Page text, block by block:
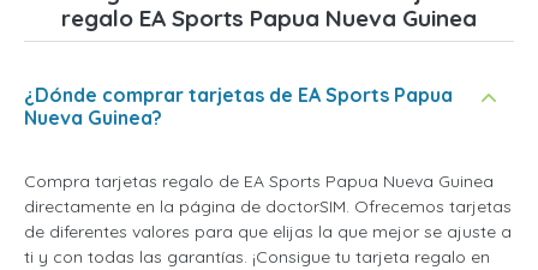
regalo EA Sports Papua Nueva Guinea
¿Dónde comprar tarjetas de EA Sports Papua
Nueva Guinea?
Compra tarjetas regalo de EA Sports Papua Nueva Guinea
directamente en la página de doctorSIM. Ofrecemos tarjetas
de diferentes valores para que elijas la que mejor se ajuste a
ti y con todas las garantías. ¡Consigue tu tarjeta regalo en